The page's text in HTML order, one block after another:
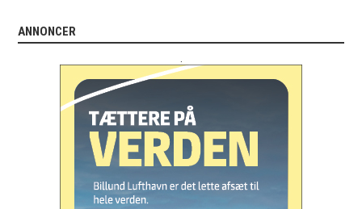
ANNONCER